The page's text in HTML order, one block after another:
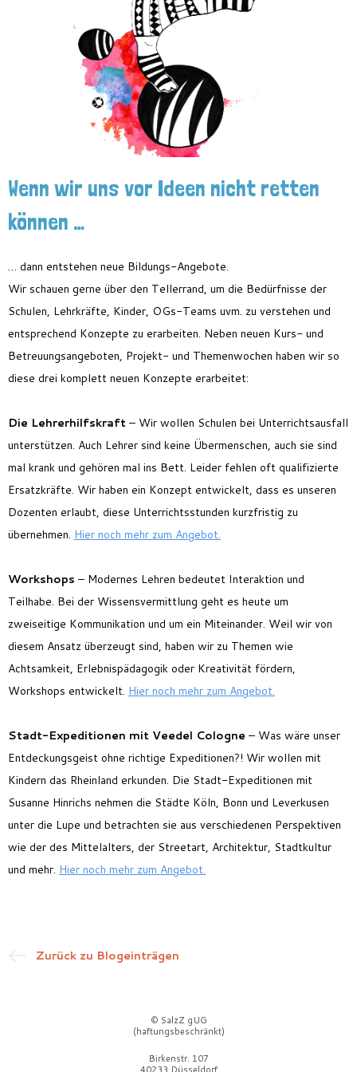
Feriencamp
Jobs
Kontakt
Wenn wir uns vor Ideen nicht retten
können …
… dann entstehen neue Bildungs-Angebote.
Wir schauen gerne über den Tellerrand, um die Bedürfnisse der
Schulen, Lehrkräfte, Kinder, OGs-Teams uvm. zu verstehen und
entsprechend Konzepte zu erarbeiten. Neben neuen Kurs- und
Betreuungsangeboten, Projekt- und Themenwochen haben wir so
diese drei komplett neuen Konzepte erarbeitet:
Die Lehrerhilfskraft – Wir wollen Schulen bei Unterrichtsausfall
unterstützen. Auch Lehrer sind keine Übermenschen, auch sie sind
mal krank und gehören mal ins Bett. Leider fehlen oft qualifizierte
Ersatzkräfte. Wir haben ein Konzept entwickelt, dass es unseren
Dozenten erlaubt, diese Unterrichtsstunden kurzfristig zu
übernehmen. Hier noch mehr zum Angebot.
Workshops – Modernes Lehren bedeutet Interaktion und
Teilhabe. Bei der Wissensvermittlung geht es heute um
zweiseitige Kommunikation und um ein Miteinander. Weil wir von
diesem Ansatz überzeugt sind, haben wir zu Themen wie
Achtsamkeit, Erlebnispädagogik oder Kreativität fördern,
Workshops entwickelt. Hier noch mehr zum Angebot.
Stadt-Expeditionen mit Veedel Cologne – Was wäre unser
Entdeckungsgeist ohne richtige Expeditionen?! Wir wollen mit
Kindern das Rheinland erkunden. Die Stadt-Expeditionen mit
Susanne Hinrichs nehmen die Städte Köln, Bonn und Leverkusen
unter die Lupe und betrachten sie aus verschiedenen Perspektiven
wie der des Mittelalters, der Streetart, Architektur, Stadtkultur
und mehr. Hier noch mehr zum Angebot.
Zurück zu Blogeinträgen
© SalzZ gUG
(haftungsbeschränkt)
Birkenstr. 107
40233 Düsseldorf